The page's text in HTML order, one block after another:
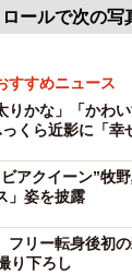
ロールで次の写
すすめニュース
りかな」「かわ
くら近影に「幸
アクイーン”牧
」姿を披露
リー転身後初
り下ろし